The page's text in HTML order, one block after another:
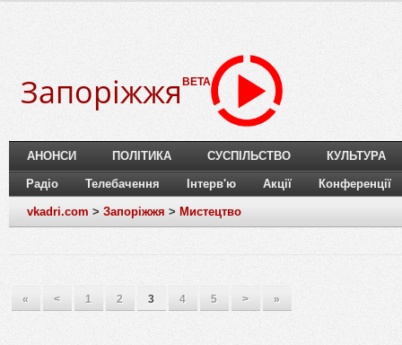
Запоріжжя BETA
АНОНСИ ПОЛІТИКА СУСПІЛЬСТВО КУЛЬТУРА
Радіо Телебачення Інтерв'ю Акції Конференції
vkadri.com > Запоріжжя > Мистецтво
« < 1 2 3 4 5 > »